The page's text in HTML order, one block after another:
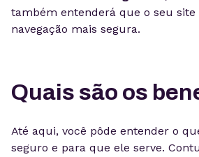
também entenderá que o seu
navegação mais segura.
Quais são os
Até aqui, você pôde entender o
seguro e para que ele serve.